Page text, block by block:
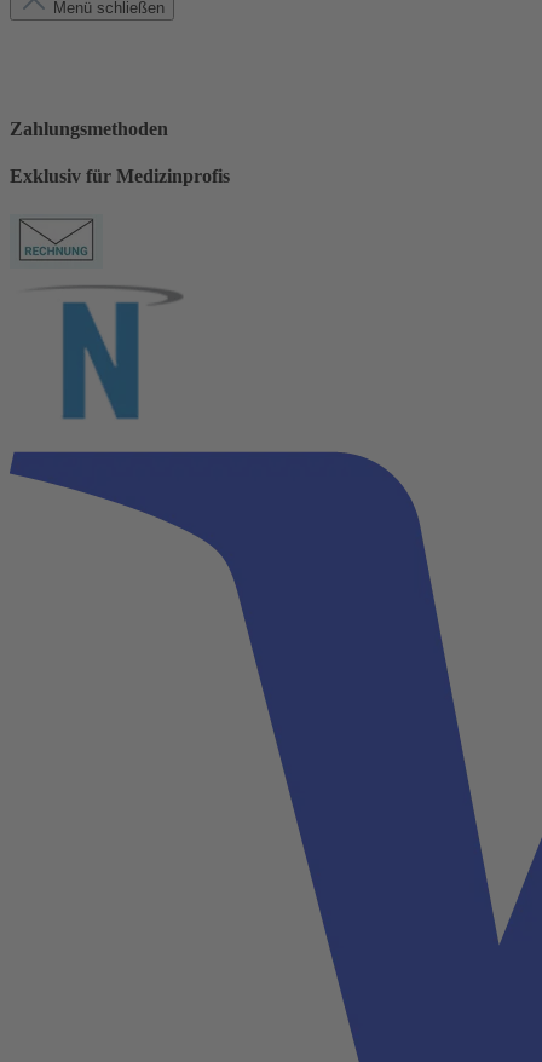
Menü schließen
Zahlungsmethoden
Exklusiv für Medizinprofis